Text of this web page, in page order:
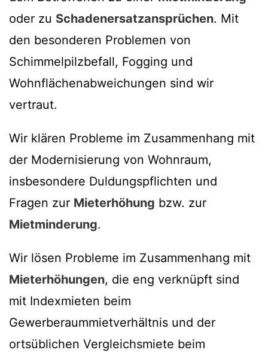
oder zu Schadenersatzansprüchen. Mit
den besonderen Problemen von
Schimmelpilzbefall, Fogging und
Wohnflächenabweichungen sind wir
vertraut.
Wir klären Probleme im Zusammenhang mit
der Modernisierung von Wohnraum,
insbesondere Duldungspflichten und
Fragen zur Mieterhöhung bzw. zur
Mietminderung.
Wir lösen Probleme im Zusammenhang mit
Mieterhöhungen, die eng verknüpft sind
mit Indexmieten beim
Gewerberaummietverhältnis und der
ortsüblichen Vergleichsmiete beim